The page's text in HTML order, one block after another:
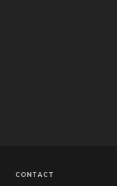
CONTACT